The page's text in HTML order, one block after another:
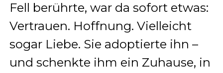
Fell berührte, war da sofort etwas:
Vertrauen. Hoffnung. Vielleicht
sogar Liebe. Sie adoptierte ihn –
und schenkte ihm ein Zuhause, in